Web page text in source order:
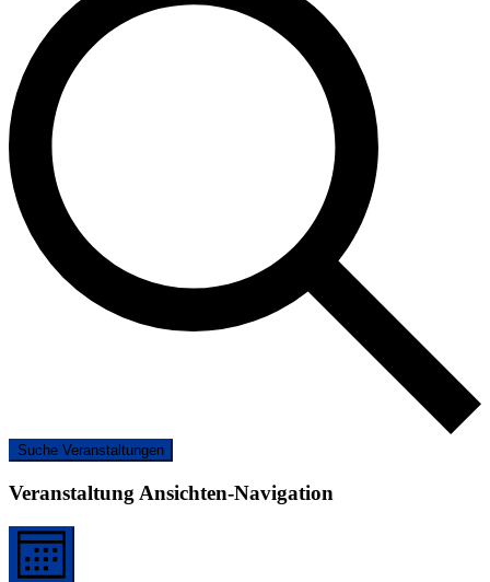
Suche Veranstaltungen
Veranstaltung Ansichten-Navigation